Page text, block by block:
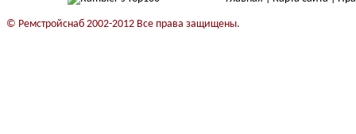
© Ремстройснаб 2002-2012 Все права защищены.